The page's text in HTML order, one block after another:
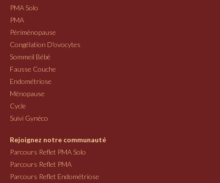
PMA Solo
PMA
Périménopause
Congélation D'ovocytes
Sommeil Bébé
Fausse Couche
Endométriose
Ménopause
Cycle
Suivi Gynéco
Rejoignez notre communauté
Parcours Reflet PMA Solo
Parcours Reflet PMA
Parcours Reflet Endométriose